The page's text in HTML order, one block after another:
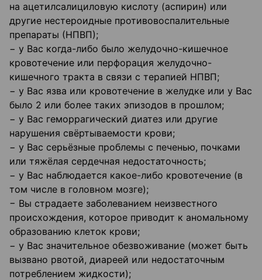
на ацетилсалициловую кислоту (аспирин) или
другие нестероидные противовоспалительные
препараты (НПВП);
− у Вас когда-либо было желудочно-кишечное
кровотечение или перфорация желудочно-
кишечного тракта в связи с терапией НПВП;
− у Вас язва или кровотечение в желудке или у Вас
было 2 или более таких эпизодов в прошлом;
− у Вас геморрагический диатез или другие
нарушения свёртываемости крови;
− у Вас серьёзные проблемы с печенью, почками
или тяжёлая сердечная недостаточность;
− у Вас наблюдается какое-либо кровотечение (в
том числе в головном мозге);
− Вы страдаете заболеванием неизвестного
происхождения, которое приводит к аномальному
образованию клеток крови;
− у Вас значительное обезвоживание (может быть
вызвано рвотой, диареей или недостаточным
потреблением жидкости);